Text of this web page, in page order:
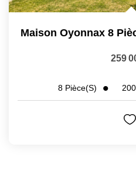
Maison Oyonnax 8
259
8 Pièce(s) 200